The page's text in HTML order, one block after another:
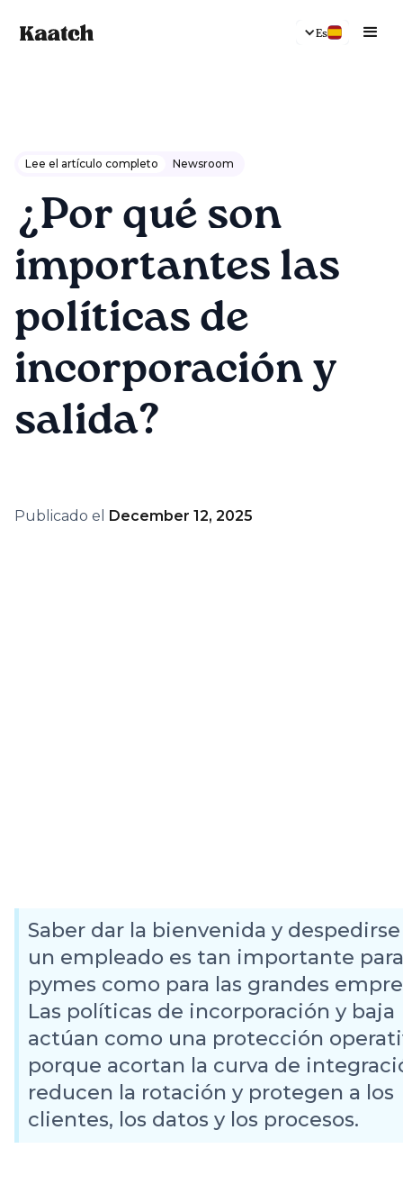
Es
Lee el artículo completo Newsroom
¿Por qué son
importantes las
políticas de
incorporación y
salida?
Publicado el December 12, 2025
Saber dar la bienvenida y
un empleado es tan importante
pymes como para las grandes
Las políticas de incorporación y baja
actúan como una protección
porque acortan la curva de
reducen la rotación y protegen a los
clientes, los datos y los procesos.